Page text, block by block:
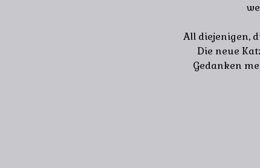
All diejenigen,
Die neue
Gedanken